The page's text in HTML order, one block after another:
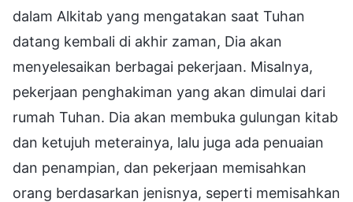
dalam Alkitab yang mengatakan saat Tuhan
datang kembali di akhir zaman, Dia akan
menyelesaikan berbagai pekerjaan. Misalnya,
pekerjaan penghakiman yang akan dimulai dari
rumah Tuhan. Dia akan membuka gulungan kitab
dan ketujuh meterainya, lalu juga ada penuaian
dan penampian, dan pekerjaan memisahkan
orang berdasarkan jenisnya, seperti memisahkan